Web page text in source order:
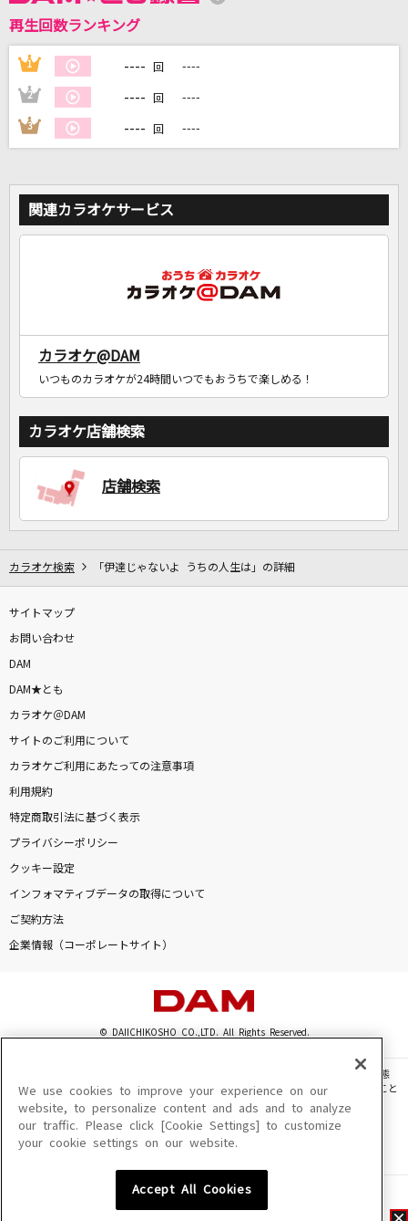
DAMに会員登録・ログインして
自宅でカラオケ歌い放題！
家族や友達と一緒に！練習にも！
再生回数ランキング
1 ---- 回 ----
2 ---- 回 ----
3 ---- 回 ----
関連カラオケサービス
カラオケ@DAM
いつものカラオケが24時間いつでもおうちで楽しめる！
カラオケ店舗検索
店舗検索
カラオケ検索 「伊達じゃないよ うちの人生は」の詳細
サイトマップ
お問い合わせ
DAM
DAM★とも
カラオケ＠DAM
サイトのご利用について
カラオケご利用にあたっての注意事項
利用規約
特定商取引法に基づく表示
プライバシーポリシー
クッキー設定
インフォマティブデータの取得について
ご契約方法
企業情報（コーポレートサイト）
© DAIICHIKOSHO CO.,LTD. All Rights Reserved.
このサイトに掲載されている一切の文章・画像・写真・動画・音声等を、手段や形態
を問わず、著作権法の定める範囲を超えて無断で複製、転載、ファイル化などすること
を禁じます。
楽曲及びコンテンツは、機種によりご利用いただけない場合があります。
楽曲及びコンテンツの配信日、配信内容が変更になる場合があります。
We use cookies to improve your experience on our
website, to personalize content and ads and to analyze
our traffic. Please click [Cookie Settings] to customize
your cookie settings on our website.
Accept All Cookies